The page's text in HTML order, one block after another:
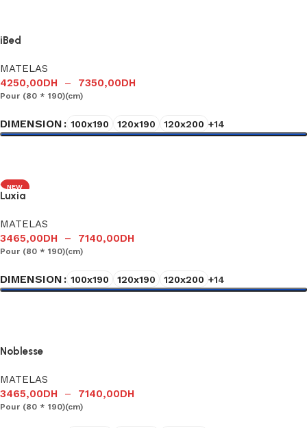
iBed
MATELAS
4250,00DH – 7350,00DH
Pour (80 * 190)(cm)
DIMENSION 100x190 120x190 120x200 +14
NEW
Luxia
MATELAS
3465,00DH – 7140,00DH
Pour (80 * 190)(cm)
DIMENSION 100x190 120x190 120x200 +14
Noblesse
MATELAS
3465,00DH – 7140,00DH
Pour (80 * 190)(cm)